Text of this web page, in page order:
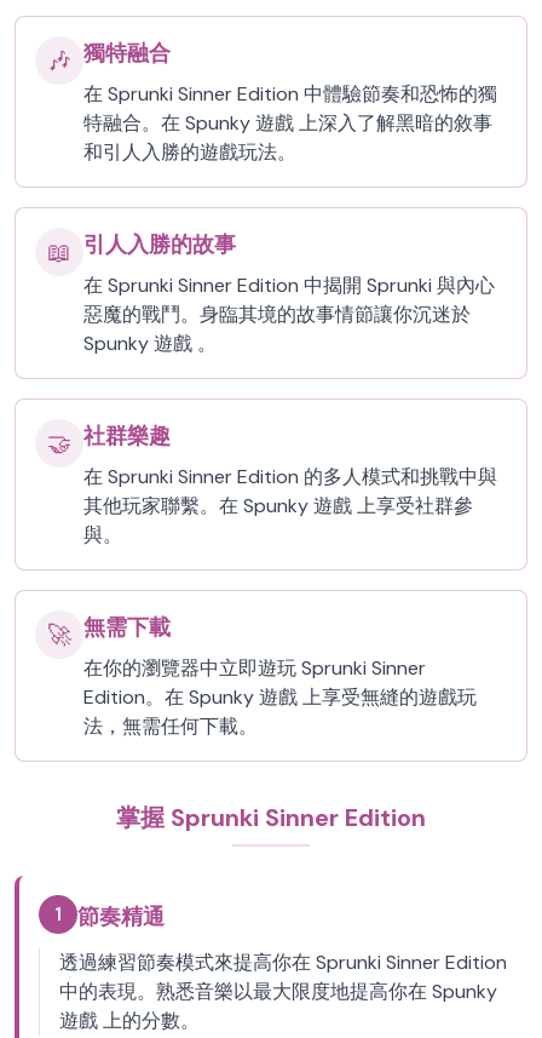
🎶 獨特融合
在 Sprunki Sinner Edition 中體驗節奏和恐怖的獨
特融合。在 Spunky 遊戲 上深入了解黑暗的敘事
和引人入勝的遊戲玩法。
📖 引人入勝的故事
在 Sprunki Sinner Edition 中揭開 Sprunki 與內心
惡魔的戰鬥。身臨其境的故事情節讓你沉迷於
Spunky 遊戲 。
🤝 社群樂趣
在 Sprunki Sinner Edition 的多人模式和挑戰中與
其他玩家聯繫。在 Spunky 遊戲 上享受社群參
與。
🚀 無需下載
在你的瀏覽器中立即遊玩 Sprunki Sinner
Edition。在 Spunky 遊戲 上享受無縫的遊戲玩
法，無需任何下載。
掌握 Sprunki Sinner Edition
1 節奏精通
透過練習節奏模式來提高你在 Sprunki Sinner Edition
中的表現。熟悉音樂以最大限度地提高你在 Spunky
遊戲 上的分數。